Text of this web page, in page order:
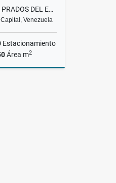
OFICINA | ALQUILER | PRADOS DEL ESTE CONCRESA
Venezuela
Estacionamiento
Área m2